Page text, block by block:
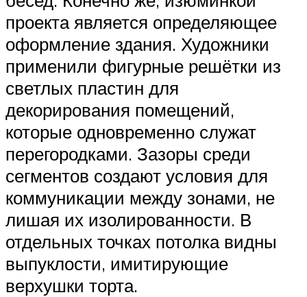
проекта является определяющее
оформление здания. Художники
применили фигурные решётки из
светлых пластин для
декорирования помещений,
которые одновременно служат
перегородками. Зазоры среди
сегментов создают условия для
коммуникации между зонами, не
лишая их изолированности. В
отдельных точках потолка видны
выпуклости, имитирующие
верхушки торта.